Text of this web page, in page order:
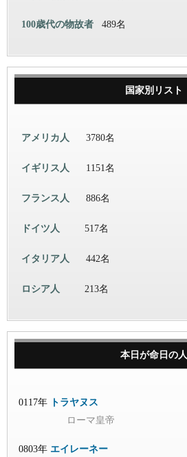
100歳代の物故者 489名
国家別リスト
アメリカ人 3780名
イギリス人 1151名
フランス人 886名
ドイツ人 517名
イタリア人 442名
ロシア人 213名
本日が命日の人
0117年 トラヤヌス
ローマ皇帝
0803年 エイレーネー